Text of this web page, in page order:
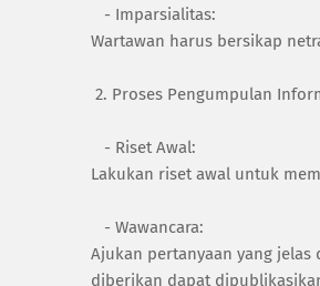
- Imparsialitas:
Wartawan harus bersikap
2. Proses Pengumpulan
- Riset Awal:
Lakukan riset awal untuk
- Wawancara:
Ajukan pertanyaan yang
diberikan dapat